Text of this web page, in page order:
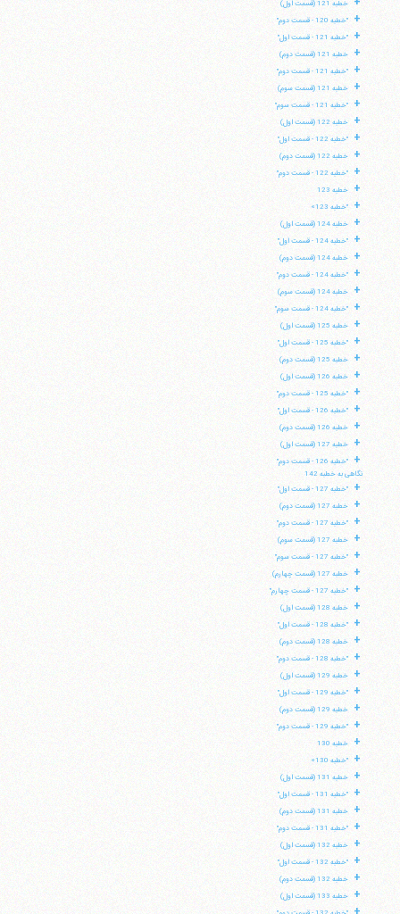
خطبه 121 (قسمت اول)
+ "خطبه 120 - قسمت دوم"
+ "خطبه 121 - قسمت اول"
+ خطبه 121 (قسمت دوم)
+ "خطبه 121 - قسمت دوم"
+ خطبه 121 (قسمت سوم)
+ "خطبه 121 - قسمت سوم"
+ خطبه 122 (قسمت اول)
+ "خطبه 122 - قسمت اول"
+ خطبه 122 (قسمت دوم)
+ "خطبه 122 - قسمت دوم"
+ خطبه 123
+ "خطبه 123»
+ خطبه 124 (قسمت اول)
+ "خطبه 124 - قسمت اول"
+ خطبه 124 (قسمت دوم)
+ "خطبه 124 - قسمت دوم"
+ خطبه 124 (قسمت سوم)
+ "خطبه 124 - قسمت سوم"
+ خطبه 125 (قسمت اول)
+ "خطبه 125 - قسمت اول"
+ خطبه 125 (قسمت دوم)
+ خطبه 126 (قسمت اول)
+ "خطبه 125 - قسمت دوم"
+ "خطبه 126 - قسمت اول"
+ خطبه 126 (قسمت دوم)
+ خطبه 127 (قسمت اول)
+
"خطبه 126 - قسمت دوم"
نگاهی به خطبه 142
+ "خطبه 127 - قسمت اول"
+ خطبه 127 (قسمت دوم)
+ "خطبه 127 - قسمت دوم"
+ خطبه 127 (قسمت سوم)
+ "خطبه 127 - قسمت سوم"
+ خطبه 127 (قسمت چهارم)
+ "خطبه 127 - قسمت چهارم"
+ خطبه 128 (قسمت اول)
+ "خطبه 128 - قسمت اول"
+ خطبه 128 (قسمت دوم)
+ "خطبه 128 - قسمت دوم"
+ خطبه 129 (قسمت اول)
+ "خطبه 129 - قسمت اول"
+ خطبه 129 (قسمت دوم)
+ "خطبه 129 - قسمت دوم"
+ خطبه 130
+ "خطبه 130»
+ خطبه 131 (قسمت اول)
+ "خطبه 131 - قسمت اول"
+ خطبه 131 (قسمت دوم)
+ "خطبه 131 - قسمت دوم"
+ خطبه 132 (قسمت اول)
+ "خطبه 132 - قسمت اول"
+ خطبه 132 (قسمت دوم)
+ خطبه 133 (قسمت اول)